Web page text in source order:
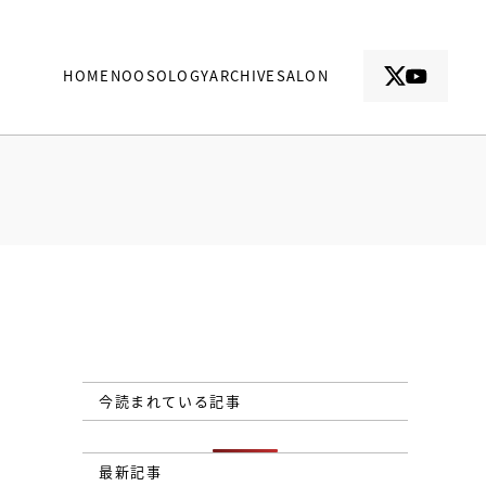
HOME NOOSOLOGYARCHIVESALON
今読まれている記事
最新記事